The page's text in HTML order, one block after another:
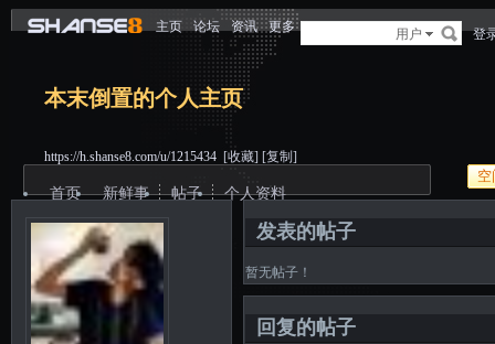
主页 论坛 资讯 更多 用户 登
本末倒置的个人主页
https://h.shanse8.com/u/1215434 [收藏] [复制]
空
首页 新鲜事 帖子 个人资料
发表的帖子
暂无帖子！
回复的帖子